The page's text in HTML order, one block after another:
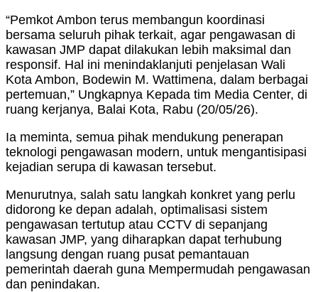
“Pemkot Ambon terus membangun koordinasi
bersama seluruh pihak terkait, agar pengawasan di
kawasan JMP dapat dilakukan lebih maksimal dan
responsif. Hal ini menindaklanjuti penjelasan Wali
Kota Ambon, Bodewin M. Wattimena, dalam berbagai
pertemuan,” Ungkapnya Kepada tim Media Center, di
ruang kerjanya, Balai Kota, Rabu (20/05/26).
Ia meminta, semua pihak mendukung penerapan
teknologi pengawasan modern, untuk mengantisipasi
kejadian serupa di kawasan tersebut.
Menurutnya, salah satu langkah konkret yang perlu
didorong ke depan adalah, optimalisasi sistem
pengawasan tertutup atau CCTV di sepanjang
kawasan JMP, yang diharapkan dapat terhubung
langsung dengan ruang pusat pemantauan
pemerintah daerah guna Mempermudah pengawasan
dan penindakan.